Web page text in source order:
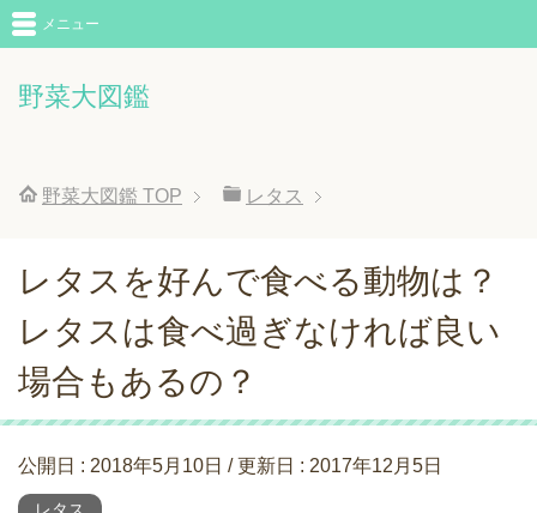
野菜大図鑑
メニュー
野菜大図鑑 TOP レタス
レタスを好んで食べる動物は？
レタスは食べ過ぎなければ良い
場合もあるの？
公開日 : 2018年5月10日 / 更新日 : 2017年12月5日